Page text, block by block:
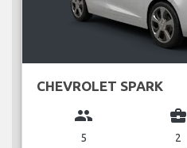
CHEVROLET SPARK
group
5
business_center
2